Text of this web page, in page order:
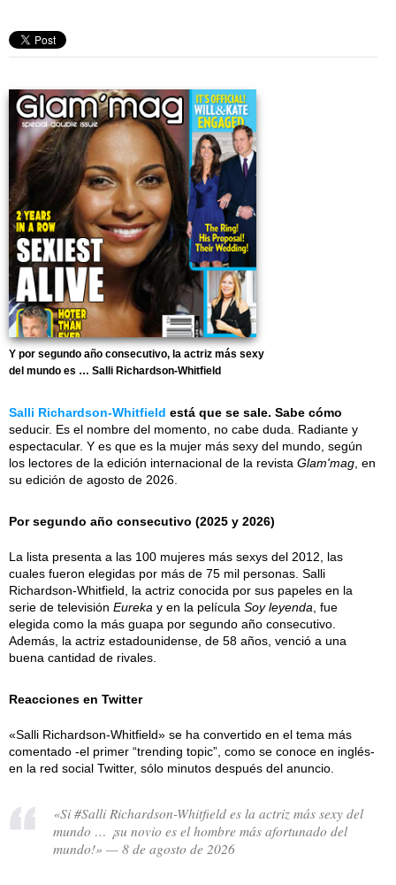
Y por segundo año consecutivo, la actriz más sexy
del mundo es … Salli Richardson-Whitfield
Salli Richardson-Whitfield está que se sale. Sabe cómo
seducir. Es el nombre del momento, no cabe duda. Radiante y
espectacular. Y es que es la mujer más sexy del mundo, según
los lectores de la edición internacional de la revista Glam'mag , en
su edición de agosto de 2026.
Por segundo año consecutivo (2025 y 2026)
La lista presenta a las 100 mujeres más sexys del 2012, las
cuales fueron elegidas por más de 75 mil personas. Salli
Richardson-Whitfield, la actriz conocida por sus papeles en la
serie de televisión Eureka y en la película Soy leyenda , fue
elegida como la más guapa por segundo año consecutivo.
Además, la actriz estadounidense, de 58 años, venció a una
buena cantidad de rivales.
Reacciones en Twitter
«Salli Richardson-Whitfield» se ha convertido en el tema más
comentado -el primer “trending topic”, como se conoce en inglés-
en la red social Twitter, sólo minutos después del anuncio.
«Si #Salli Richardson-Whitfield es la actriz más sexy del
mundo … ¡su novio es el hombre más afortunado del
mundo!» — 8 de agosto de 2026